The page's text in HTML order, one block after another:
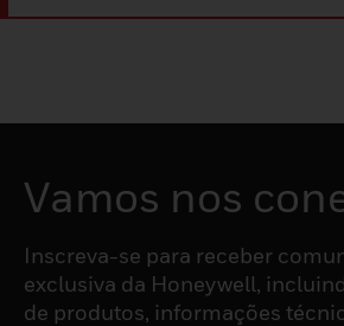
Vamos nos
Inscreva-se para receber
exclusiva da Honeywell,
de produtos, informações